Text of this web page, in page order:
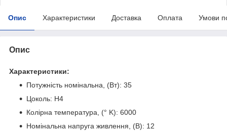
Опис Характеристики Доставка Оплата Умови
Опис
Характеристики:
Потужність номінальна, (Вт): 35
Цоколь: H4
Колірна температура, (° K): 6000
Номінальна напруга живлення, (В): 12